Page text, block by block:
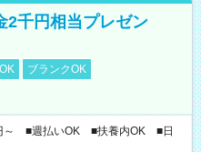
2千円相当プレゼン
ブランクOK
～ ■週払いOK ■扶養内OK ■日